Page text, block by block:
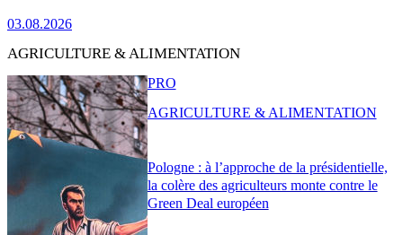
03.08.2026
AGRICULTURE & ALIMENTATION
Pologne : à l’approche de la présidentielle,
la colère des agriculteurs monte contre le
Green Deal européen
PRO
AGRICULTURE & ALIMENTATION